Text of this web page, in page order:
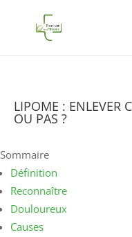
LIPOME : ENLEVER
OU PAS ?
Sommaire
Définition
Reconnaître
Douloureux
Causes